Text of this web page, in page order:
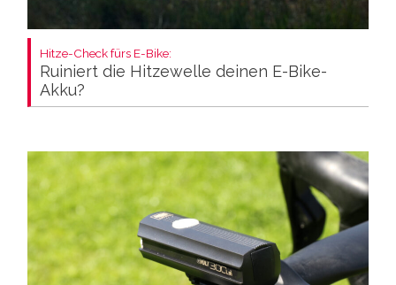
Hitze-Check fürs E-Bike:
Ruiniert die Hitzewelle deinen E-Bike-
Akku?